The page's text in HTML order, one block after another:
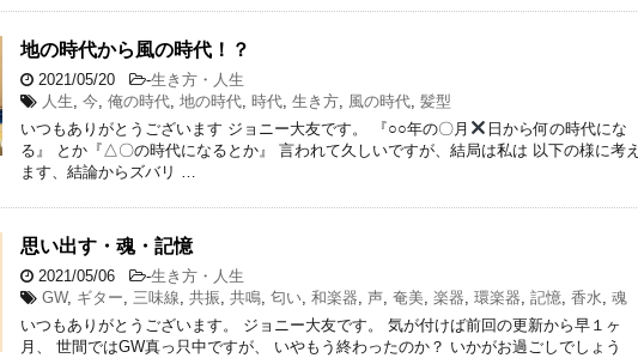
地の時代から風の時代！？
2021/05/20 -生き方・人生
人生, 今, 俺の時代, 地の時代, 時代, 生き方, 風の時代, 髪型
いつもありがとうございます ジョニー大友です。 『○○年の〇月
日から何の時代にな
る』 とか『△〇の時代になるとか』 言われて久しいですが、結局は私は 以下の様に考え
ます、結論からズバリ …
思い出す・魂・記憶
2021/05/06 -生き方・人生
GW, ギター, 三味線, 共振, 共鳴, 匂い, 和楽器, 声, 奄美, 楽器, 環楽器, 記憶, 香水, 魂
いつもありがとうございます。 ジョニー大友です。 気が付けば前回の更新から早１ヶ
月、 世間ではGW真っ只中ですが、 いやもう終わったのか？ いかがお過ごしでしょう